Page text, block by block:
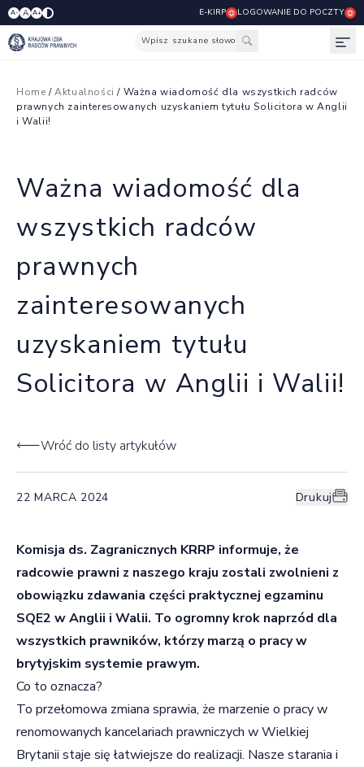
A- A A+ E-KIRP LOGOWANIE DO POCZTY
Wpisz szukane słowo
Home /Aktualności / Ważna wiadomość dla wszystkich radców
prawnych zainteresowanych uzyskaniem tytułu Solicitora w Anglii
i Walii!
Ważna wiadomość dla
wszystkich radców
prawnych
zainteresowanych
uzyskaniem tytułu
Solicitora w Anglii i Walii!
Wróć do listy artykułów
22 MARCA 2024 Drukuj
Komisja ds. Zagranicznych KRRP informuje, że
radcowie prawni z naszego kraju zostali zwolnieni z
obowiązku zdawania części praktycznej egzaminu
SQE2 w Anglii i Walii. To ogromny krok naprzód dla
wszystkich prawników, którzy marzą o pracy w
brytyjskim systemie prawym.
Co to oznacza?
To przełomowa zmiana sprawia, że marzenie o pracy w
renomowanych kancelariach prawniczych w Wielkiej
Brytanii staje się łatwiejsze do realizacji. Nasze starania i